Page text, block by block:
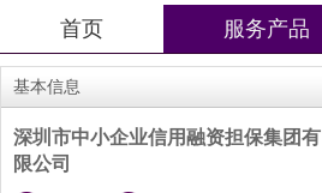
首页 服务产品
基本信息
深圳市中小企业信用融资担保集团有
限公司